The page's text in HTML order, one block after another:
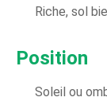
Riche, sol
Position
Soleil ou